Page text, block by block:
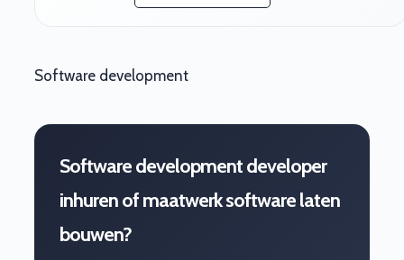
Software development
Software development developer
inhuren of maatwerk software laten
bouwen?